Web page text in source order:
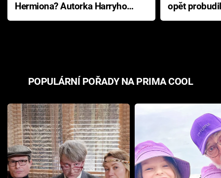
Hermiona? Autorka Harryho
Pottera přišla s ráznou
opět
přichází s
POPULÁRNÍ POŘADY NA PRIMA COOL